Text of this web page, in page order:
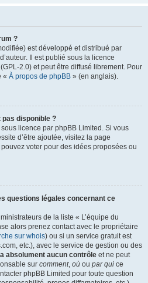
?
est développé et distribué par
Il est publié sous la licence
2.0) et peut être diffusé librement. Pour
« À propos de phpBB » (en anglais).
pas disponible ?
licence par phpBB Limited. Si vous
d’être ajoutée, visitez la page
voter pour des idées proposées ou
questions légales concernant ce
de la liste « L’équipe du
alors prenez contact avec le propriétaire
sur whois) ou si un service gratuit est
etc.), avec le service de gestion ou des
absolument aucun contrôle et ne peut
sur comment, où ou par qui ce
phpBB Limited pour toute question